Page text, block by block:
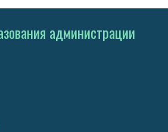
администрации